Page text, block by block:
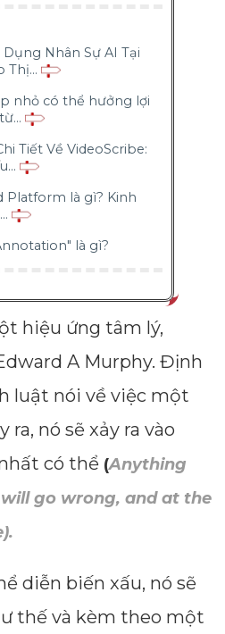
Dụng Nhân Sự AI Tại
Thị...
nhỏ có thể hưởng lợi
Tiết Về VideoScribe:
Platform là gì? Kinh
là gì?
hiệu ứng tâm lý,
A Murphy. Định
luật nói về việc một
ra, nó sẽ xảy ra vào
có thể (Anything
go wrong, and at the
diễn biến xấu, nó sẽ
thế và kèm theo một